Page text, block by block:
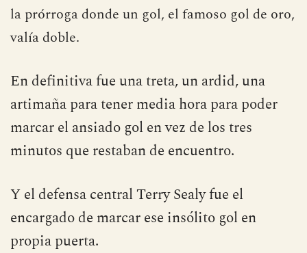
la prórroga donde un gol, el famoso gol de oro,
valía doble.
En definitiva fue una treta, un ardid, una
artimaña para tener media hora para poder
marcar el ansiado gol en vez de los tres
minutos que restaban de encuentro.
Y el defensa central Terry Sealy fue el
encargado de marcar ese insólito gol en
propia puerta.